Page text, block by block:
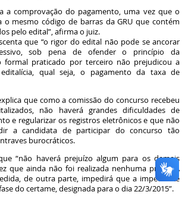
a comprovação do pagamento, uma vez que o
o mesmo código de barras da GRU que contém
pelo edital”, afirma o juiz.
que “o rigor do edital não pode se ancorar
sob pena de ofender o princípio da
formal praticado por terceiro não prejudicou a
qual seja, o pagamento da taxa de
que como a comissão do concurso recebeu
não haverá grandes dificuldades de
e regularizar os registros eletrônicos e que não
a candidata de participar do concurso tão
burocráticos.
“não haverá prejuízo algum para os demais
que ainda não foi realizada nenhuma prova. A
de outra parte, impedirá que a impetrante
do certame, designada para o dia 22/3/2015”.